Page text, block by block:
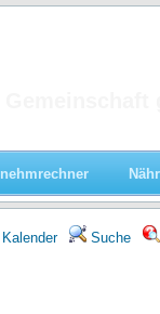
Kalender Suche